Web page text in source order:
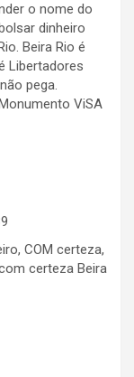
o nome do
dinheiro
Beira Rio é
Libertadores
pega.
ViSA
COM certeza,
certeza Beira